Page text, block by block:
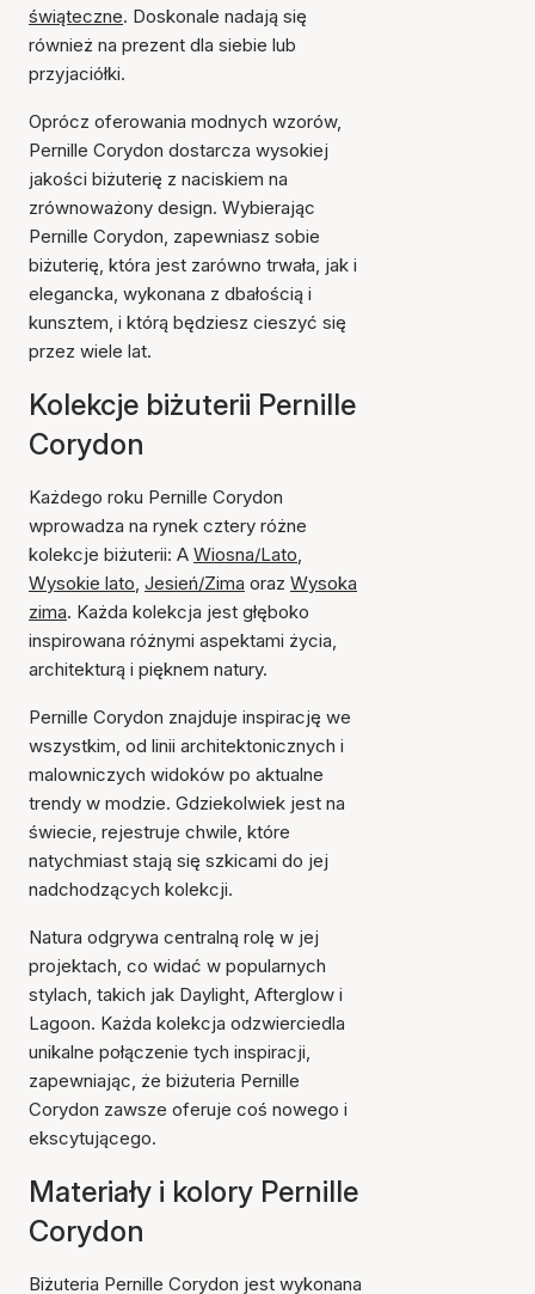
świąteczne. Doskonale nadają się
również na prezent dla siebie lub
przyjaciółki.
Oprócz oferowania modnych wzorów,
Pernille Corydon dostarcza wysokiej
jakości biżuterię z naciskiem na
zrównoważony design. Wybierając
Pernille Corydon, zapewniasz sobie
biżuterię, która jest zarówno trwała, jak i
elegancka, wykonana z dbałością i
kunsztem, i którą będziesz cieszyć się
przez wiele lat.
Kolekcje biżuterii Pernille
Corydon
Każdego roku Pernille Corydon
wprowadza na rynek cztery różne
kolekcje biżuterii: A Wiosna/Lato,
Wysokie lato, Jesień/Zima oraz Wysoka
zima. Każda kolekcja jest głęboko
inspirowana różnymi aspektami życia,
architekturą i pięknem natury.
Pernille Corydon znajduje inspirację we
wszystkim, od linii architektonicznych i
malowniczych widoków po aktualne
trendy w modzie. Gdziekolwiek jest na
świecie, rejestruje chwile, które
natychmiast stają się szkicami do jej
nadchodzących kolekcji.
Natura odgrywa centralną rolę w jej
projektach, co widać w popularnych
stylach, takich jak Daylight, Afterglow i
Lagoon. Każda kolekcja odzwierciedla
unikalne połączenie tych inspiracji,
zapewniając, że biżuteria Pernille
Corydon zawsze oferuje coś nowego i
ekscytującego.
Materiały i kolory Pernille
Corydon
Biżuteria Pernille Corydon jest wykonana